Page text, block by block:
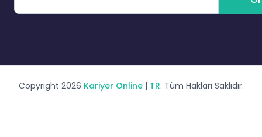
Copyright 2026 Kariyer Online| TR. Tüm Hakları Saklıdır.